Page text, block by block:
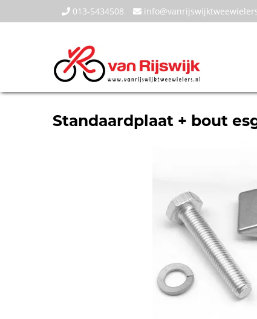
013-5434508
Standaardplaat + bout